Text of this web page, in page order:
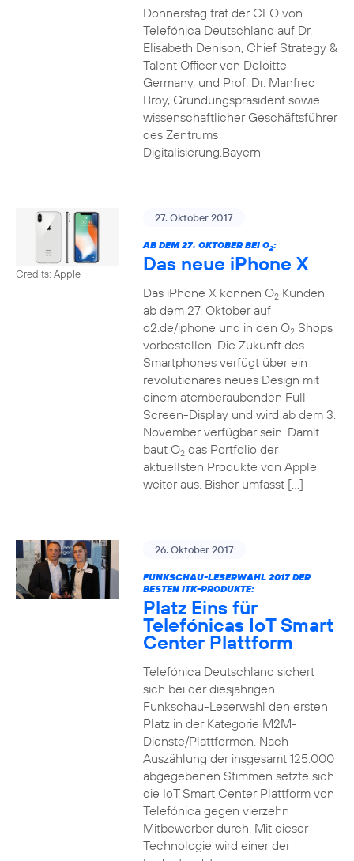
Donnerstag traf der CEO von
Telefónica Deutschland auf Dr.
Elisabeth Denison, Chief Strategy &
Talent Officer von Deloitte
Germany, und Prof. Dr. Manfred
Broy, Gründungspräsident sowie
wissenschaftlicher Geschäftsführer
des Zentrums
Digitalisierung.Bayern
Credits: Apple
27. Oktober 2017
AB DEM 27. OKTOBER BEI O2:
Das neue iPhone X
Das iPhone X können O2Kunden
ab dem 27. Oktober auf
o2.de/iphone und in den O2Shops
vorbestellen. Die Zukunft des
Smartphones verfügt über ein
revolutionäres neues Design mit
einem atemberaubenden Full
Screen-Display und wird ab dem 3.
November verfügbar sein. Damit
baut O2das Portfolio der
aktuellsten Produkte von Apple
weiter aus. Bisher umfasst […]
26. Oktober 2017
FUNKSCHAU-LESERWAHL 2017 DER
BESTEN ITK-PRODUKTE:
Platz Eins für
Telefónicas IoT Smart
Center Plattform
Telefónica Deutschland sichert
sich bei der diesjährigen
Funkschau-Leserwahl den ersten
Platz in der Kategorie M2M-
Dienste/Plattformen. Nach
Auszählung der insgesamt 125.000
abgegebenen Stimmen setzte sich
die IoT Smart Center Plattform von
Telefónica gegen vierzehn
Mitbewerber durch. Mit dieser
Technologie wird einer der